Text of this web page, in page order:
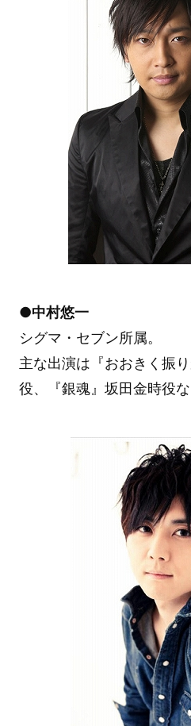
●中村悠一
シグマ・セブン所属。
主な出演は『おおきく振
役、『銀魂』坂田金時役な